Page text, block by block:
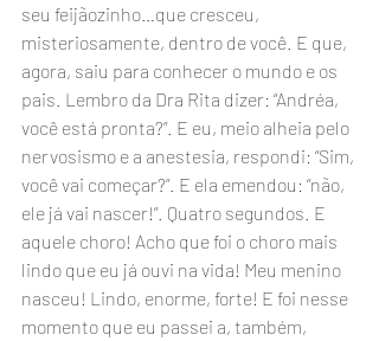
seu feijãozinho…que cresceu,
misteriosamente, dentro de você. E que,
agora, saiu para conhecer o mundo e os
pais. Lembro da Dra Rita dizer: “Andréa,
você está pronta?”. E eu, meio alheia pelo
nervosismo e a anestesia, respondi: “Sim,
você vai começar?”. E ela emendou: “não,
ele já vai nascer!”. Quatro segundos. E
aquele choro! Acho que foi o choro mais
lindo que eu já ouvi na vida! Meu menino
nasceu! Lindo, enorme, forte! E foi nesse
momento que eu passei a, também,